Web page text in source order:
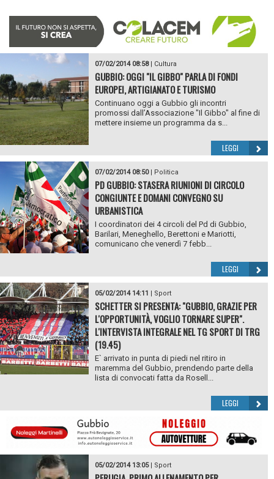
07/02/2014 08:58| Cultura
GUBBIO: OGGI "IL GIBBO" PARLA DI FONDI
EUROPEI, ARTIGIANATO E TURISMO
Continuano oggi a Gubbio gli incontri
promossi dall’Associazione "Il Gibbo" al fine di
mettere insieme un programma da s...
LEGGI
07/02/2014 08:50| Politica
PD GUBBIO: STASERA RIUNIONI DI CIRCOLO
CONGIUNTE E DOMANI CONVEGNO SU
URBANISTICA
I coordinatori dei 4 circoli del Pd di Gubbio,
Barilari, Meneghello, Berettoni e Mariotti,
comunicano che venerdì 7 febb...
LEGGI
05/02/2014 14:11 | Sport
SCHETTER SI PRESENTA: "GUBBIO, GRAZIE PER
L'OPPORTUNITÀ, VOGLIO TORNARE SUPER".
L'INTERVISTA INTEGRALE NEL TG SPORT DI TRG
(19.45)
E` arrivato in punta di piedi nel ritiro in
maremma del Gubbio, prendendo parte della
lista di convocati fatta da Rosell...
LEGGI
05/02/2014 13:05| Sport